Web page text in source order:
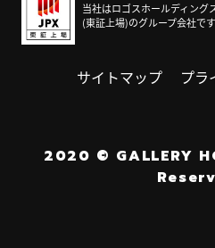
当社はロゴスホールディング
(東証上場)のグループ会社です
サイトマップ プラ
2020 © GALLERY